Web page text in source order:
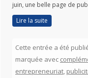
juin, une belle page de
Lire la suite
Cette entrée a été
marquée avec
entrepreneuriat,